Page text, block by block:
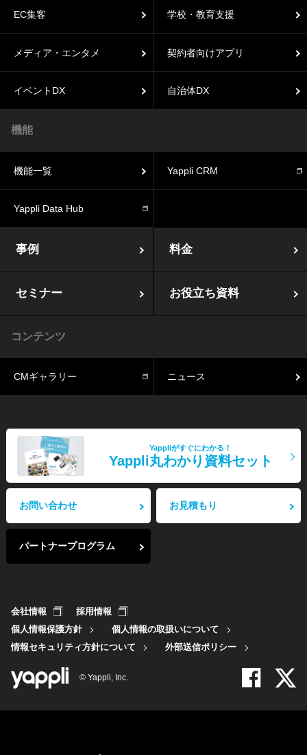
事例 料金
セミナー お役立ち資料
EC集客 学校・教育支援
メディア・エンタメ 契約者向けアプリ
イベントDX 自治体DX
機能
機能一覧 Yappli CRM
Yappli Data Hub
コンテンツ
CMギャラリー ニュース
Yappliがすぐにわかる！
Yappli丸わかり資料セット
お問い合わせ お見積もり
パートナープログラム
会社情報
採用情報
個人情報保護方針
個人情報の取扱いについて
情報セキュリティ方針について
外部送信ポリシー
© Yappli, Inc.